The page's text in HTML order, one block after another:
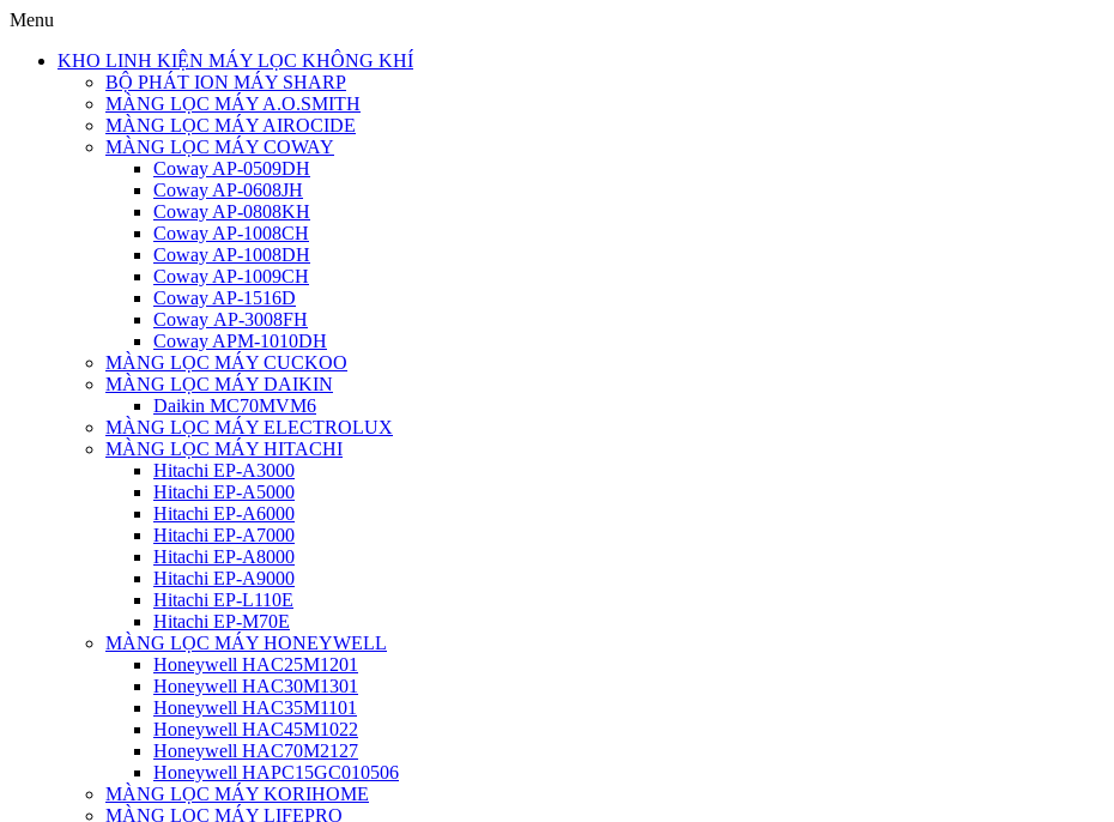
Menu
KHO LINH KIỆN MÁY LỌC KHÔNG KHÍ
BỘ PHÁT ION MÁY SHARP
MÀNG LỌC MÁY A.O.SMITH
MÀNG LỌC MÁY AIROCIDE
MÀNG LỌC MÁY COWAY
Coway AP-0509DH
Coway AP-0608JH
Coway AP-0808KH
Coway AP-1008CH
Coway AP-1008DH
Coway AP-1009CH
Coway AP-1516D
Coway AP-3008FH
Coway APM-1010DH
MÀNG LỌC MÁY CUCKOO
MÀNG LỌC MÁY DAIKIN
Daikin MC70MVM6
MÀNG LỌC MÁY ELECTROLUX
MÀNG LỌC MÁY HITACHI
Hitachi EP-A3000
Hitachi EP-A5000
Hitachi EP-A6000
Hitachi EP-A7000
Hitachi EP-A8000
Hitachi EP-A9000
Hitachi EP-L110E
Hitachi EP-M70E
MÀNG LỌC MÁY HONEYWELL
Honeywell HAC25M1201
Honeywell HAC30M1301
Honeywell HAC35M1101
Honeywell HAC45M1022
Honeywell HAC70M2127
Honeywell HAPC15GC010506
MÀNG LỌC MÁY KORIHOME
MÀNG LỌC MÁY LIFEPRO